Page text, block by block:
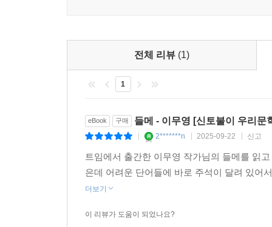
전체 리뷰 (1)
1
eBook 구매 들메 - 이무영 [신토불이 우리문
2*******n 2025-09-22 신고
트임에서 출간한 이무영 작가님의 들메를 읽
은데 어려운 단어들에 바로 주석이 달려 있어
더보기
이 리뷰가 도움이 되었나요?